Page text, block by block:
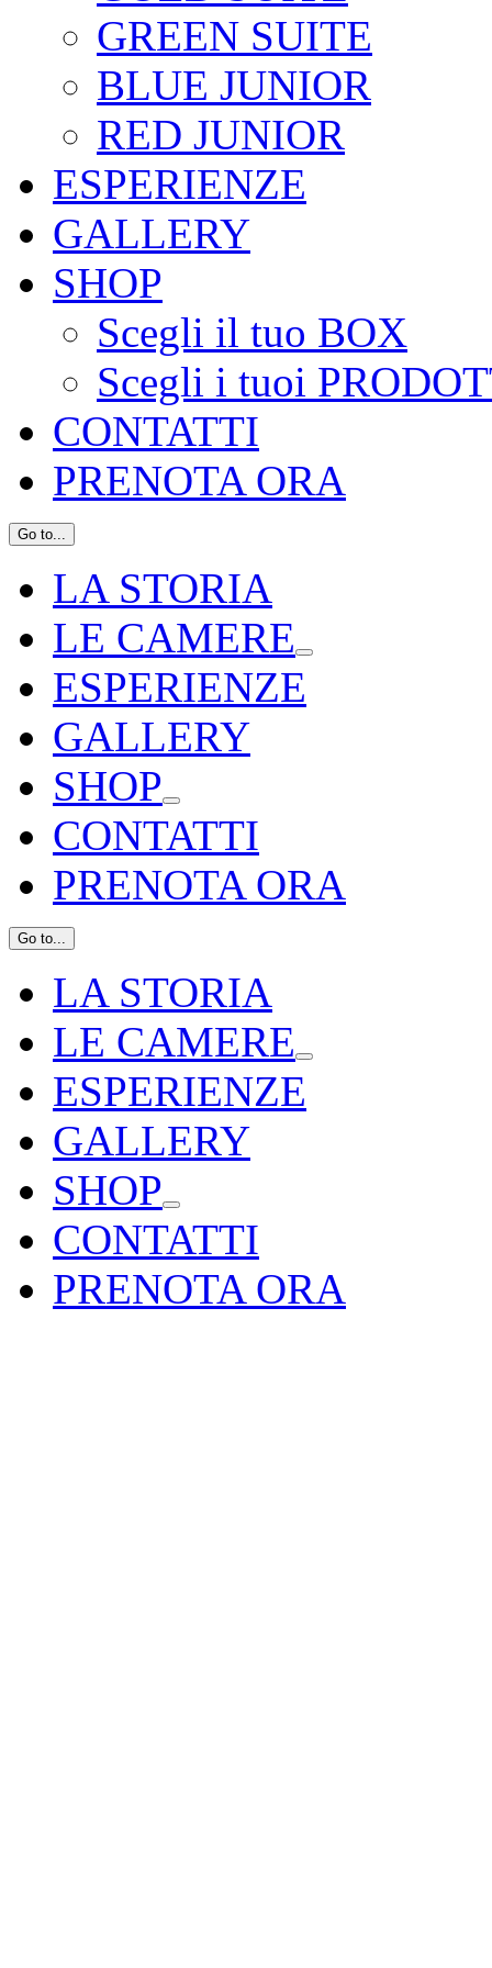
GREEN SUITE
BLUE JUNIOR
RED JUNIOR
ESPERIENZE
GALLERY
SHOP
Scegli il tuo BOX
Scegli i tuoi
CONTATTI
PRENOTA ORA
Go to...
LA STORIA
LE CAMERE
ESPERIENZE
GALLERY
SHOP
CONTATTI
PRENOTA ORA
Go to...
LA STORIA
LE CAMERE
ESPERIENZE
GALLERY
SHOP
CONTATTI
PRENOTA ORA